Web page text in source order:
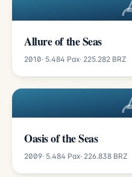
Allure of the Seas
2010· 5.484 Pax· 225.282 BRZ
Oasis of the Seas
2009· 5.484 Pax· 226.838 BRZ